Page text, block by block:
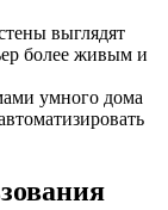
выглядят
более живым и
умного дома